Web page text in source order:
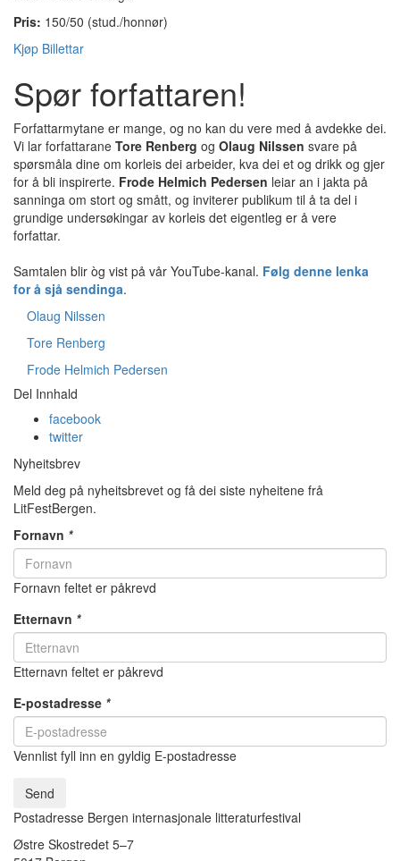
Pris: 150/50 (stud./honnør)
Kjøp Billettar
Spør forfattaren!
Forfattarmytane er mange, og no kan du vere med å avdekke dei.
Vi lar forfattarane Tore Renberg og Olaug Nilssen svare på
spørsmåla dine om korleis dei arbeider, kva dei et og drikk og gjer
for å bli inspirerte. Frode Helmich Pedersen leiar an i jakta på
sanninga om stort og smått, og inviterer publikum til å ta del i
grundige undersøkingar av korleis det eigentleg er å vere
forfattar.
Samtalen blir òg vist på vår YouTube-kanal. Følg denne lenka
for å sjå sendinga.
Olaug Nilssen
Tore Renberg
Frode Helmich Pedersen
Del Innhald
facebook
twitter
Nyheitsbrev
Meld deg på nyheitsbrevet og få dei siste nyheitene frå
LitFestBergen.
Fornavn *
Fornavn feltet er påkrevd
Etternavn *
Etternavn feltet er påkrevd
E-postadresse *
Vennlist fyll inn en gyldig E-postadresse
Send
Postadresse Bergen internasjonale litteraturfestival
Østre Skostredet 5–7